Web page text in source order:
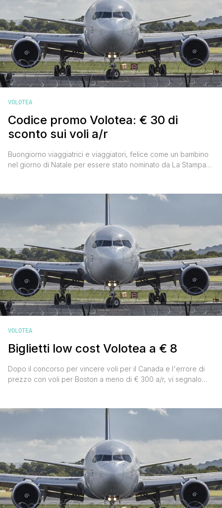
VOLOTEA
Codice promo Volotea: € 30 di
sconto sui voli a/r
Buongiorno viaggiatrici e viaggiatori, felice come un bambino
nel giorno di Natale per essere stato nominato da La Stampa
questa calda giornata estiva condividendo con voi il nuovo
codice promo Volotea. Prenotando [']
VOLOTEA
Biglietti low cost Volotea a € 8
Dopo il concorso per vincere voli per il Canada e l'errore di
prezzo con voli per Boston a meno di € 300 a/r, vi segnalo
offerta per festeggiare gli 8 milioni di passeggeri trasportati,